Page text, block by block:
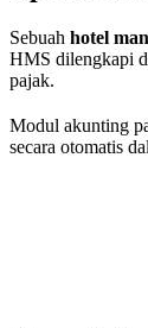
Sebuah hotel
HMS dilengkapi
pajak.
Modul akunting
secara otomatis